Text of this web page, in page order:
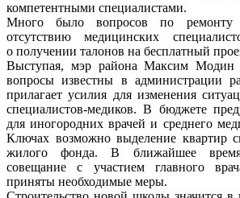
компетентными специалистами.
Много было вопросов по
отсутствию медицинских
о получении талонов на бесплатный
Выступая, мэр района Максим Модин
вопросы известны в администрации
прилагает усилия для изменения
специалистов-медиков. В бюджете
для иногородних врачей и среднего
Ключах возможно выделение квартир
жилого фонда. В ближайшее
совещание с участием главного
приняты необходимые меры.